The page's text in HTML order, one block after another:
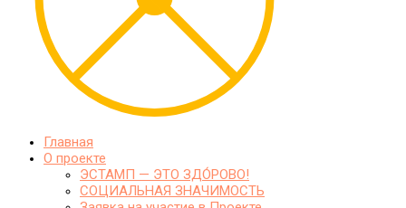
Главная
О проекте
ЭСТАМП — ЭТО ЗДО́РОВО!
СОЦИАЛЬНАЯ ЗНАЧИМОСТЬ